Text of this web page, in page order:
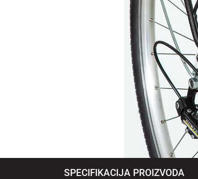
SPECIFIKACIJA PROIZVODA